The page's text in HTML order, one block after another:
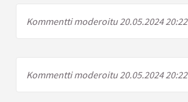
Kommentti moderoitu 20.05.2024 20:22
Kommentti moderoitu 20.05.2024 20:22